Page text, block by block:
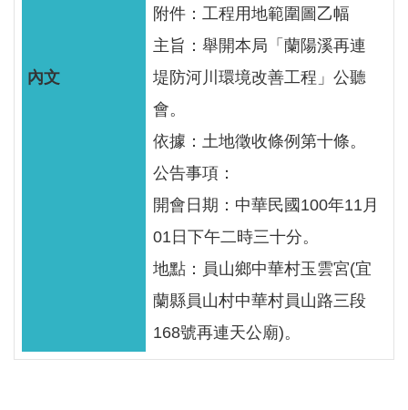
首
附件：工程用地範圍圖乙幅
主旨：舉開本局「蘭陽溪再連
堤防河川環境改善工程」公聽
會。
依據：土地徵收條例第十條。
公告事項：
開會日期：中華民國100年11月
01日下午二時三十分。
地點：員山鄉中華村玉雲宮(宜
蘭縣員山村中華村員山路三段
168號再連天公廟)。